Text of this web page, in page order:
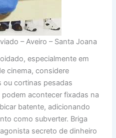
– Aveiro – Santa Joana
especialmente em
cinema, considere
ou cortinas pesadas
acontecer fixadas na
batente, adicionando
como subverter. Briga
secreto de dinheiro